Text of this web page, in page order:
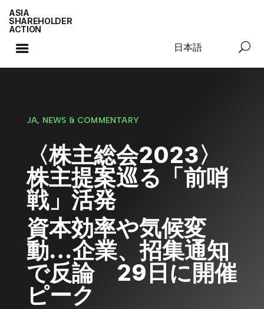
ASIA
SHAREHOLDER
ACTION
日本語
JA, NEWS & COMMENTARY
〈株主総会2023〉
株主提案巡る「前哨
戦」活発
資本効率や気候変
動…企業、招集通知
で反論 29日に開催
ピーク